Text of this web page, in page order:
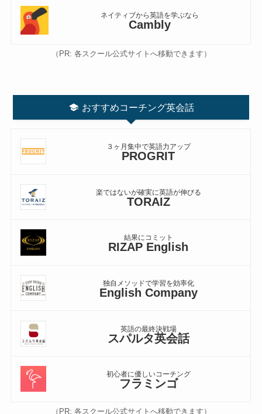
ネイティブから英語を学ぶなら
Cambly
（PR: 各スクール公式サイトへ移動できます）
おすすめコーチング英会話
３ヶ月集中で英語力アップ
PROGRIT
楽ではないが確実に英語が伸びる
TORAIZ
結果にコミット
RIZAP English
独自メソッドで学習を効率化
English Company
英語の最終決戦場
スパルタ英会話
初心者に優しいコーチング
フラミンゴ
（PR: 各スクール公式サイトへ移動できます）